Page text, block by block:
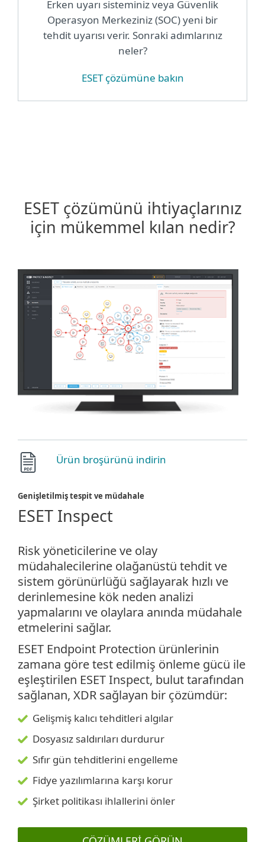
Erken uyarı sisteminiz veya Güvenlik
Operasyon Merkeziniz (SOC) yeni bir
tehdit uyarısı verir. Sonraki adımlarınız
neler?
ESET çözümüne bakın
ESET çözümünü ihtiyaçlarınız
için mükemmel kılan nedir?
Ürün broşürünü indirin
Genişletilmiş tespit ve müdahale
ESET Inspect
Risk yöneticilerine ve olay
müdahalecilerine olağanüstü tehdit ve
sistem görünürlüğü sağlayarak hızlı ve
derinlemesine kök neden analizi
yapmalarını ve olaylara anında müdahale
etmelerini sağlar.
ESET Endpoint Protection ürünlerinin
zamana göre test edilmiş önleme gücü ile
eşleştirilen ESET Inspect, bulut tarafından
sağlanan, XDR sağlayan bir çözümdür:
Gelişmiş kalıcı tehditleri algılar
Dosyasız saldırıları durdurur
Sıfır gün tehditlerini engelleme
Fidye yazılımlarına karşı korur
Şirket politikası ihlallerini önler